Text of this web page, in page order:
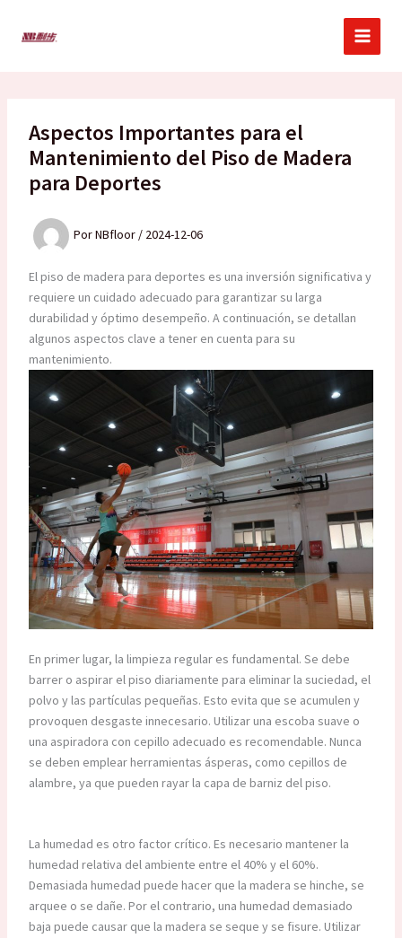
Aspectos Importantes para el
Mantenimiento del Piso de Madera
para Deportes
PorNBfloor / 2024-12-06
El piso de madera para deportes es una inversión significativa y
requiere un cuidado adecuado para garantizar su larga
durabilidad y óptimo desempeño. A continuación, se detallan
algunos aspectos clave a tener en cuenta para su
mantenimiento.
En primer lugar, la limpieza regular es fundamental. Se debe
barrer o aspirar el piso diariamente para eliminar la suciedad, el
polvo y las partículas pequeñas. Esto evita que se acumulen y
provoquen desgaste innecesario. Utilizar una escoba suave o
una aspiradora con cepillo adecuado es recomendable. Nunca
se deben emplear herramientas ásperas, como cepillos de
alambre, ya que pueden rayar la capa de barniz del piso.
La humedad es otro factor crítico. Es necesario mantener la
humedad relativa del ambiente entre el 40% y el 60%.
Demasiada humedad puede hacer que la madera se hinche, se
arquee o se dañe. Por el contrario, una humedad demasiado
baja puede causar que la madera se seque y se fisure. Utilizar